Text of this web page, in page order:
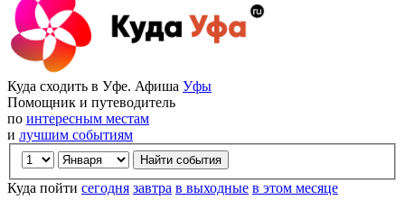
Куда сходить в Уфе. Афиша Уфы
Помощник и путеводитель
по интересным местам
и лучшим событиям
Куда пойти сегодня завтра в выходные в этом месяце